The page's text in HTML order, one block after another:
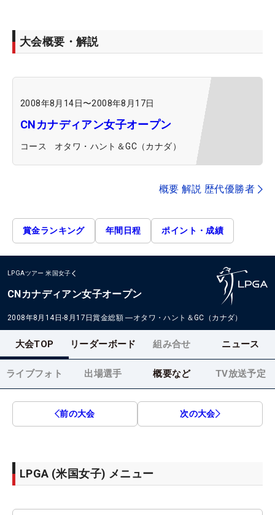
大会概要・解説
2008年8月14日〜2008年8月17日
CNカナディアン女子オープン
コース オタワ・ハント＆GC（カナダ）
概要 解説 歴代優勝者
賞金ランキング 年間日程 ポイント・成績
LPGAツアー 米国女子
CNカナディアン女子オープン
2008年8月14日-8月17日賞金総額 ―オタワ・ハント＆GC（カナダ）
大会TOP リーダーボード 組み合せ ニュース
ライブフォト 出場選手 概要など TV放送予定
前の大会 次の大会
LPGA (米国女子) メニュー